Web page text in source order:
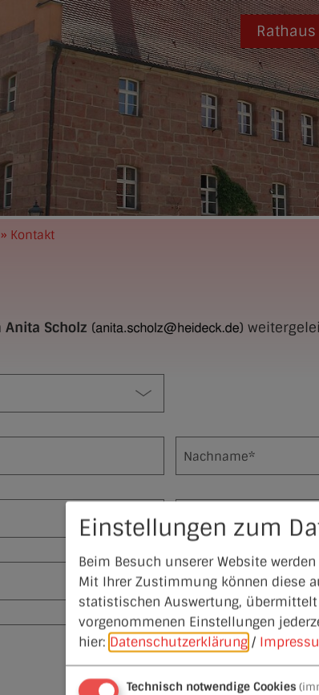
Rathaus
» Kontakt
Anita Scholz ( )
Nachname*
Fax
Einstellungen zum
Beim Besuch unserer Website
Mit Ihrer Zustimmung können diese
statistischen Auswertung,
vorgenommenen Einstellungen
hier: Datenschutzerklärung /
Technisch notwendige Cookies